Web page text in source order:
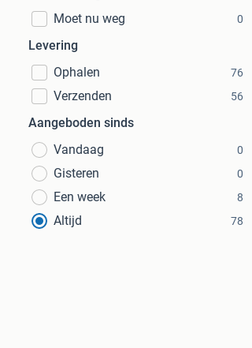
Moet nu weg
0
Levering
Ophalen
76
Verzenden 56
Aangeboden sinds
Vandaag
0
Gisteren 0
Een week 8
Altijd 78